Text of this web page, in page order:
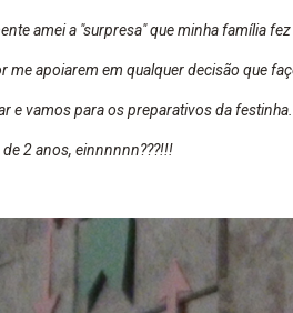
amei a "surpresa" que minha família fez
me apoiarem em qualquer decisão que
e vamos para os preparativos da festinha.
2 anos, einnnnnn???!!!